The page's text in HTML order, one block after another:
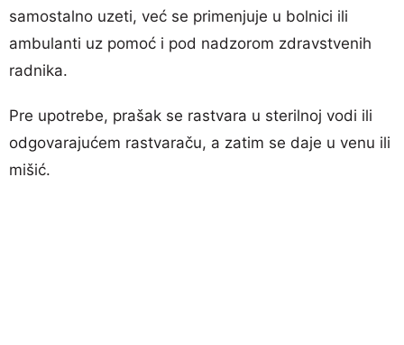
samostalno uzeti, već se primenjuje u bolnici ili
ambulanti uz pomoć i pod nadzorom zdravstvenih
radnika.
Pre upotrebe, prašak se rastvara u sterilnoj vodi ili
odgovarajućem rastvaraču, a zatim se daje u venu ili
mišić.